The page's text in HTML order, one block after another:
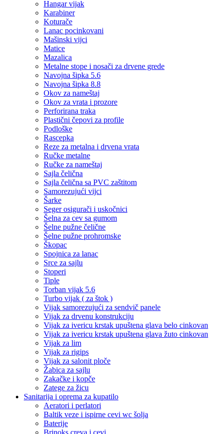
Hangar vijak
Karabiner
Koturače
Lanac pocinkovani
Mašinski vijci
Matice
Mazalica
Metalne stope i nosači za drvene grede
Navojna šipka 5.6
Navojna šipka 8.8
Okov za nameštaj
Okov za vrata i prozore
Perforirana traka
Plastični čepovi za profile
Podloške
Rascepka
Reze za metalna i drvena vrata
Ručke metalne
Ručke za nameštaj
Sajla čelična
Sajla čelična sa PVC zaštitom
Samorezujući vijci
Šarke
Seger osigurači i uskočnici
Šelna za cev sa gumom
Šelne pužne čelične
Šelne pužne prohromske
Škopac
Spojnica za lanac
Srce za sajlu
Stoperi
Tiple
Torban vijak 5.6
Turbo vijak ( za štok )
Vijak samorezujući za sendvič panele
Vijak za drvenu konstrukciju
Vijak za ivericu krstak upuštena glava belo cinkovan
Vijak za ivericu krstak upuštena glava žuto cinkovan
Vijak za lim
Vijak za rigips
Vijak za salonit ploče
Žabica za sajlu
Zakačke i kopče
Zatege za žicu
Sanitarija i oprema za kupatilo
Aeratori i perlatori
Baltik veze i ispirne cevi wc šolja
Baterije
Brinoks creva i cevi